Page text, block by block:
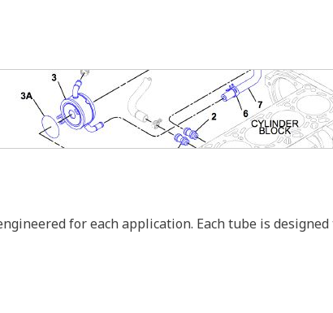
for each application. Each tube is